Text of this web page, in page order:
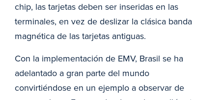
chip, las tarjetas deben ser inseridas en las
terminales, en vez de deslizar la clásica banda
magnética de las tarjetas antiguas.
Con la implementación de EMV, Brasil se ha
adelantado a gran parte del mundo
convirtiéndose en un ejemplo a observar de